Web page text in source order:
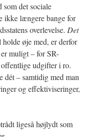
som det sociale
ikke længere bange for
overlevelse. Det
øje med, er derfor
muligt – for SR-
udgifter i ro.
dét – samtidig med man
og effektiviseringer,
ligeså højlydt som